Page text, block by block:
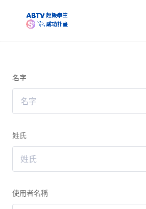
名字
姓氏
使用者名稱